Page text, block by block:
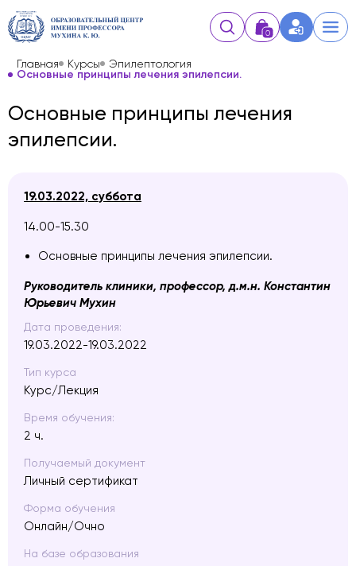
0
Главная Курсы Эпилептология
Основные принципы лечения эпилепсии.
Основные принципы лечения
эпилепсии.
19.03.2022, суббота
14.00-15.30
Основные принципы лечения эпилепсии.
Руководитель клиники, профессор, д.м.н. Константин
Юрьевич Мухин
Дата проведения:
19.03.2022-19.03.2022
Тип курса
Курс/Лекция
Время обучения:
2 ч.
Получаемый документ
Личный сертификат
Форма обучения
Онлайн/Очно
На базе образования